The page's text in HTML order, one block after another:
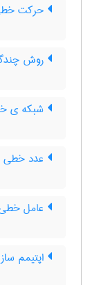
حرکت
روش
شبکه ی
عدد خطی
عامل
اپتیمم